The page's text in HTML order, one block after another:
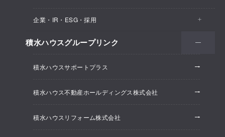
保育所・教育支援施設
オフィス・事務所
建築実例
オフィス系開発事業
ホテル系開発事業
大規模開発事業
賃貸マンション開発事業
企業・IR・ESG・採用
会社情報
株主・投資家情報
ESG経営
研究開発
積水ハウスグループリンク
積水ハウスサポートプラス
積水ハウス不動産ホールディングス株式会社
積水ハウスリフォーム株式会社